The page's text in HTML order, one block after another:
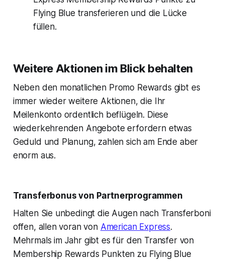
Flying Blue transferieren und die Lücke
füllen.
Weitere Aktionen im Blick behalten
Neben den monatlichen Promo Rewards gibt es
immer wieder weitere Aktionen, die Ihr
Meilenkonto ordentlich beflügeln. Diese
wiederkehrenden Angebote erfordern etwas
Geduld und Planung, zahlen sich am Ende aber
enorm aus.
Transferbonus von Partnerprogrammen
Halten Sie unbedingt die Augen nach Transferboni
offen, allen voran von American Express.
Mehrmals im Jahr gibt es für den Transfer von
Membership Rewards Punkten zu Flying Blue